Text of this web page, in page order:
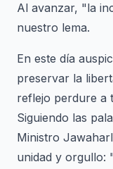
Al avanzar, "la
nuestro lema.
En este día
preservar la
reflejo perdure a
Siguiendo las
Ministro
unidad y orgullo: